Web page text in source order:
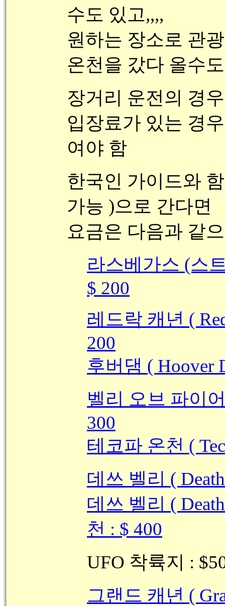
수도 있고,,,,
원하는 장소로 관
온천을 갔다 올수
장거리 운전의 경
입장료가 있는 경
여야 함
한국인 가이드와
가능 )으로 간다면
요금은 다음과 같
라스베가스 (스
$ 200
레드락 캐년 (
200
후버댐 ( Hoover
벨리 오브 파이
300
테코파 온천 (
데쓰 벨리 (
데쓰 벨리 (
천 : $ 400
UFO 착륙지 :
그랜드 캐년 (